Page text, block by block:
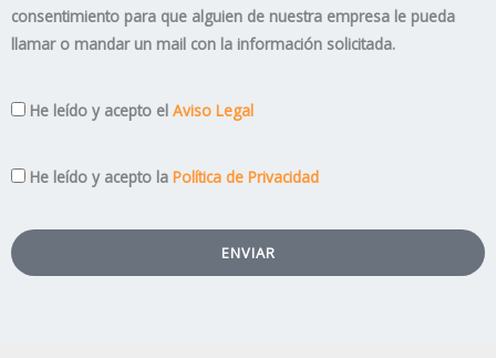
consentimiento para que alguien de nuestra empresa le pueda
llamar o mandar un mail con la información solicitada.
AvisoHe leído y acepto el Aviso Legal
Privacidad
He leído y acepto la Política de Privacidad
ENVIAR